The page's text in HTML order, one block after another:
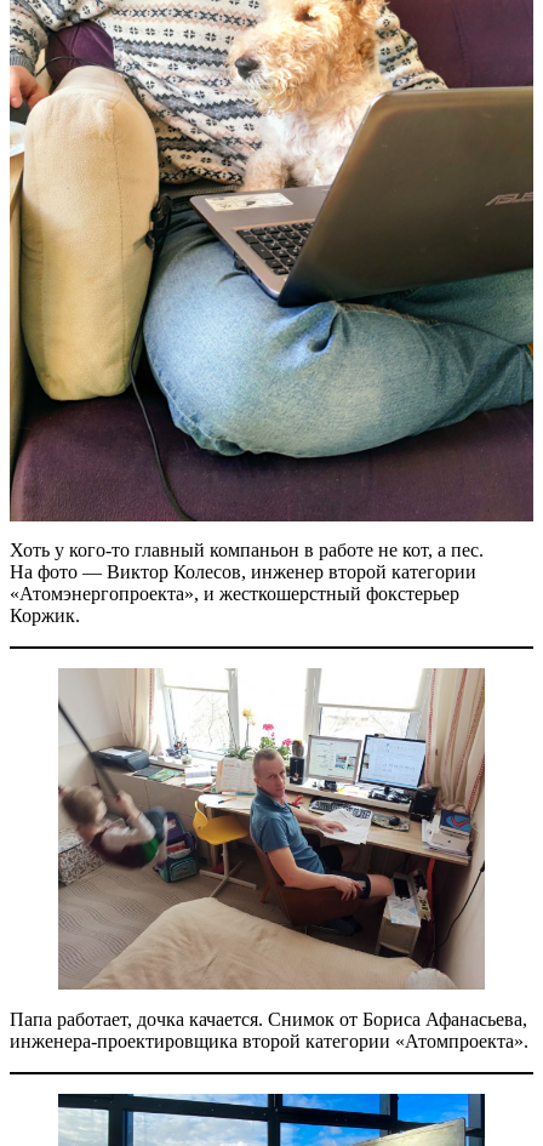
Хоть у кого-то главный компаньон в работе не кот, а пес.
На фото — ​Виктор Колесов, инженер второй категории
«Атомэнергопроекта», и жесткошерстный фокстерьер
Коржик.
Папа работает, дочка качается. Снимок от Бориса Афанасьева,
инженера-проектировщика второй категории «Атомпроекта».